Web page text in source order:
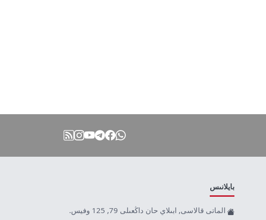
بايلانىس
الماتى قالاسى, ابىلاي حان داڭعىلى 79, 125 وفيس.